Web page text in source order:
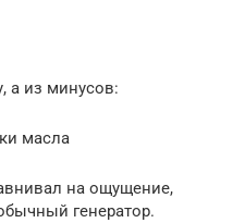
а из минусов:
масла
на ощущение,
генератор.